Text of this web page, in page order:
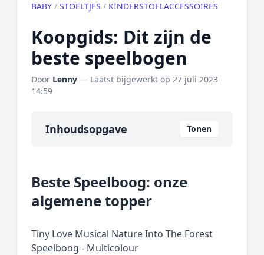
BABY / STOELTJES / KINDERSTOELACCESSOIRES
Koopgids: Dit zijn de
beste speelbogen
Door Lenny — Laatst bijgewerkt op 27 juli 2023
14:59
Inhoudsopgave Tonen
Onze algemene topper
Prijs topper
Rating topper
Beste Speelboog: onze
algemene topper
Tiny Love Musical Nature Into The Forest
Speelboog - Multicolour